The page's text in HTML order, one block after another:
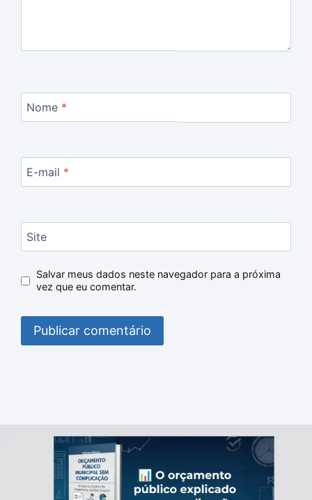
Nome *
E-mail *
Site
Salvar meus dados neste navegador para a próxima
vez que eu comentar.